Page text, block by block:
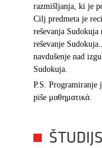
razmišljanja, ki je
Cilj predmeta je
reševanja
reševanje
navdušenje nad
Sudokuja.
P.S. Programiranje
piše μαθηματικά.